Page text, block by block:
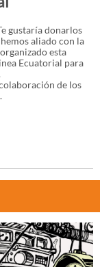
gustaría donarlos
aliado con la
esta
Ecuatorial para
de los